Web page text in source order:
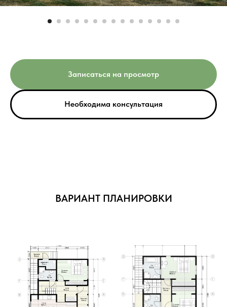
Записаться на просмотр
Необходима консультация
ВАРИАНТ ПЛАНИРОВКИ